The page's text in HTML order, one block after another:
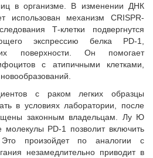
в организме. В изменении ДНК
использован механизм CRISPR-
Т-клетки подвергнутся
экспрессию белка PD-1,
поверхности. Он помогает
с атипичными клетками,
с раком легких образцы
в условиях лаборатории, после
законным владельцам. Лу Ю
молекулы PD-1 позволит включить
произойдет по аналогии с
незамедлительно приводит в